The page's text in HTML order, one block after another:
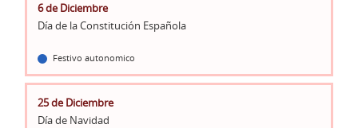
6 de Diciembre
Día de la Constitución Española
Festivo autonomico
25 de Diciembre
Día de Navidad